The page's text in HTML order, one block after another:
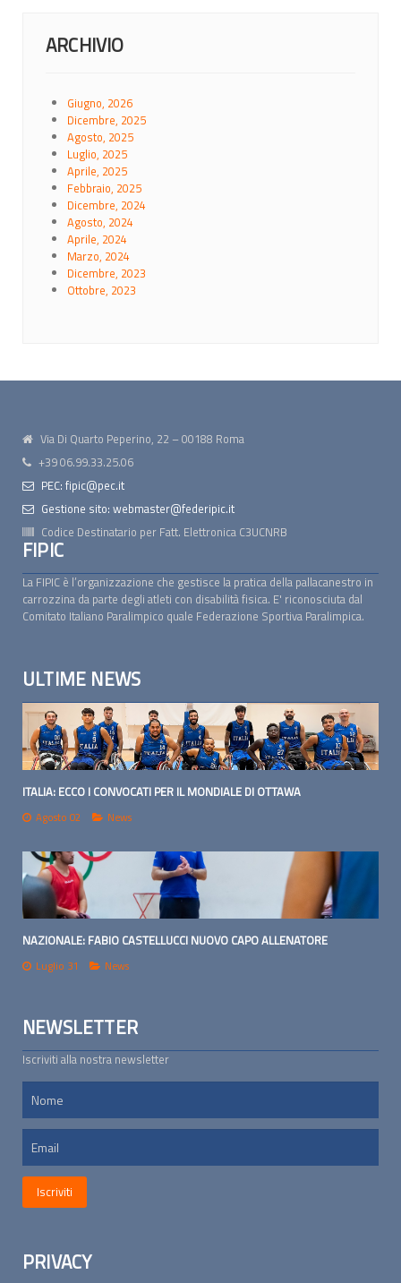
ARCHIVIO
Giugno, 2026
Dicembre, 2025
Agosto, 2025
Luglio, 2025
Aprile, 2025
Febbraio, 2025
Dicembre, 2024
Agosto, 2024
Aprile, 2024
Marzo, 2024
Dicembre, 2023
Ottobre, 2023
Via Di Quarto Peperino, 22 – 00188 Roma
+39 06.99.33.25.06
PEC: fipic@pec.it
Gestione sito: webmaster@federipic.it
Codice Destinatario per Fatt. Elettronica C3UCNRB
FIPIC
La FIPIC è l’organizzazione che gestisce la pratica della pallacanestro in
carrozzina da parte degli atleti con disabilità fisica. E' riconosciuta dal
Comitato Italiano Paralimpico quale Federazione Sportiva Paralimpica.
ULTIME NEWS
ITALIA: ECCO I CONVOCATI PER IL MONDIALE DI OTTAWA
Agosto 02 News
NAZIONALE: FABIO CASTELLUCCI NUOVO CAPO ALLENATORE
Luglio 31 News
NEWSLETTER
Iscriviti alla nostra newsletter
PRIVACY